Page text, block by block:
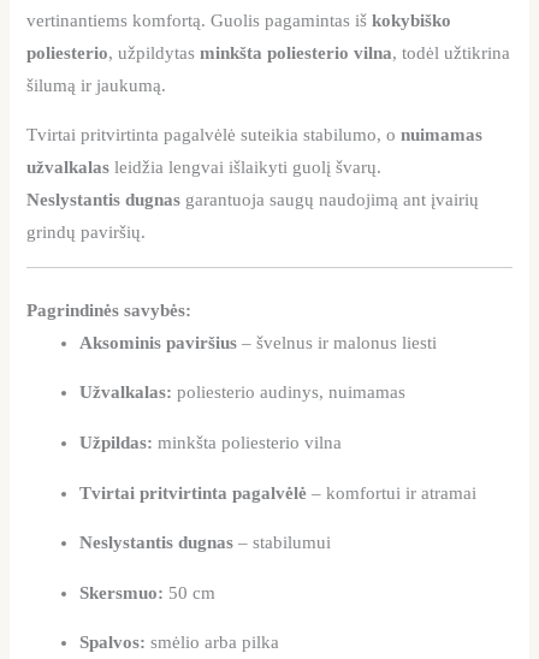
vertinantiems komfortą. Guolis pagamintas iškokybiško
poliesterio, užpildytasminkšta poliesterio vilna, todėl užtikrina
šilumą ir jaukumą.
Tvirtai pritvirtinta pagalvėlė suteikia stabilumo, onuimamas
užvalkalas leidžia lengvai išlaikyti guolį švarų.
Neslystantis dugnas garantuoja saugų naudojimą ant įvairių
grindų paviršių.
Pagrindinės savybės:
Aksominis paviršius – švelnus ir malonus liesti
Užvalkalas: poliesterio audinys, nuimamas
Užpildas: minkšta poliesterio vilna
Tvirtai pritvirtinta pagalvėlė – komfortui ir atramai
Neslystantis dugnas – stabilumui
Skersmuo: 50 cm
Spalvos: smėlio arba pilka